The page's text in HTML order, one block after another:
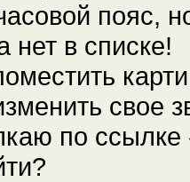
пояс,
нет в списке!
свое
по ссылке